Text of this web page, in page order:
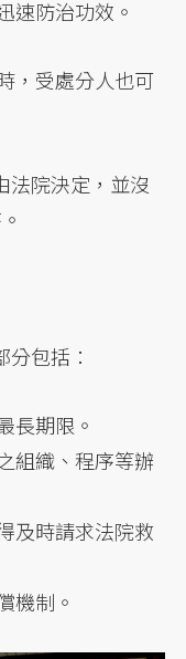
速防治功效。
，受處分人也可
法院決定，並沒
包括：
長期限。
組織、程序等辦
及時請求法院救
機制。